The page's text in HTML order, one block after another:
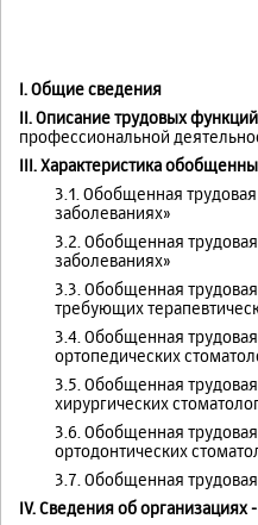
I. Общие сведения
II. Описание трудовых
профессиональной
III. Характеристика
3.1. Обобщенная
заболеваниях»
3.2. Обобщенная
заболеваниях»
3.3. Обобщенная
требующих
3.4. Обобщенная
ортопедических
3.5. Обобщенная
хирургических
3.6. Обобщенная
ортодонтических
3.7. Обобщенная
IV. Сведения об организациях